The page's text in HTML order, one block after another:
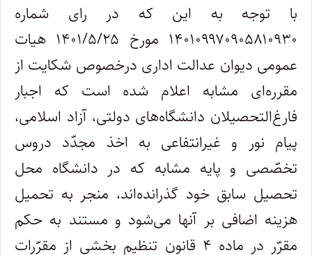
با توجه به این که در رای شماره
۱۴۰۱۰۹۹۷۰۹۰۵۸۱۰۹۳۰ مورخ ۱۴۰۱/۵/۲۵ هیات
عمومی دیوان عدالت اداری درخصوص شکایت از
مقرره‌ای مشابه اعلام شده است که اجبار
فارغ‌التحصیلان دانشگاه‌های دولتی، آزاد اسلامی،
پیام نور و غیرانتفاعی به اخذ مجدّد دروس
تخصّصی و پایه مشابه که در دانشگاه محل
تحصیل سابق خود گذرانده‌اند، منجر به تحمیل
هزینه اضافی بر آنها می‌شود و مستند به حکم
مقرّر در ماده ۴ قانون تنظیم بخشی از مقرّرات